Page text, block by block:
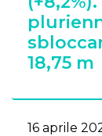
18,75 m
16 aprile